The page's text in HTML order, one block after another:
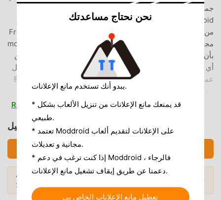
جميع أنحاء العالم. إذا كنت ترغب في تنزيل هذا التطبيق ، فإن
من Best Express MY 1.55.1 مجانًا ، ولكنه يوفر أيضًا تعديلات Free
مجانًا لمساعدتك في فتح جميع ميزات التطبيق مجانا. يعد moddroid
بأن جميع تعديلات Best Express MY لن تفرض على المستخدمين
أي رسوم ، وهي آمنة 100٪ ومتاحة ومجانية للتثبيت. فقط قم بتنزيل
عميل moddroid ، يمكنك تنزيل وتثبيت Best Express MY 1.55.1
بنقرة واحدة. ماذا تنتظر ، قم بتنزيل moddroid الآن!
Best Express MY باعتباره تطبيقًا شائعًا productivity ، جذبت
وظائفه القوية عددًا كبيرًا من المستخدمين. مقارنةً بالتطبيقات
التقليدية productivity ، يوفر Best Express MY تجربة أكثر ثراءً
ووظائف أكثر قوة. ما عليك سوى تنزيل وتثبيت Best Express MY
بالإضافة إلى ذلك ، يدعم moddroid أيضًا تطبيق productivity
Read more
تحميل Best Express MY (MOD, Unlocked)
هل تريد المزيد؟ تصفح أشهر تطبيقات Mod APK
المودات الشائعة →
نحن نحتاج مساعدتك
يبدو أنك تستخدم مانع الإعلانات.
* قد يمنعك مانع الإعلانات من تنزيل الألعاب بشكل
طبيعي.
* تعتمد Moddroid على الإعلانات لتقديم ألعاب
مجانية و تعديلات.
* إذا كنت ترغب في دعم Moddroid ، فالرجاء
دعمنا عن طريق إيقاف تشغيل مانع الإعلانات.
تعطيل مانع الإعلانات الخاص بي